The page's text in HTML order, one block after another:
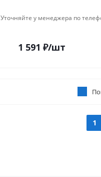
Уточняйте у менеджера по
1 591 ₽/шт
1